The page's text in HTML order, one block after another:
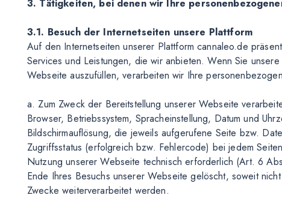
3. Tätigkeiten, bei denen wir Ihre
3.1. Besuch der Internetseiten unsere Plattform
Auf den Internetseiten unserer Plattform cannaleo.de
Services und Leistungen, die wir anbieten. Wenn Sie
Webseite auszufüllen, verarbeiten wir Ihre
a. Zum Zweck der Bereitstellung unserer Webseite
Browser, Betriebssystem, Spracheinstellung, Datum und
Bildschirmauflösung, die jeweils aufgerufene Seite bzw.
Zugriffsstatus (erfolgreich bzw. Fehlercode) bei jedem
Nutzung unserer Webseite technisch erforderlich (Art. 6
Ende Ihres Besuchs unserer Webseite gelöscht, soweit
Zwecke weiterverarbeitet werden.